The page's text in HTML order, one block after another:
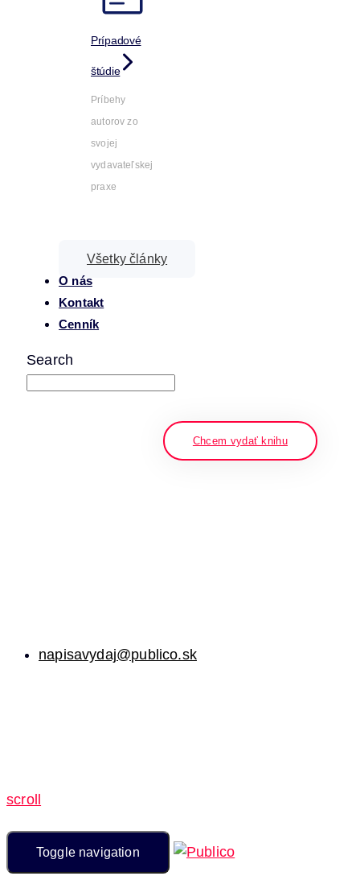
Prípadové
štúdie
Príbehy
autorov zo
svojej
vydavateľskej
praxe
Všetky články
O nás
Kontakt
Cenník
Search
Chcem vydať knihu
napisavydaj@publico.sk
scroll
Toggle navigation